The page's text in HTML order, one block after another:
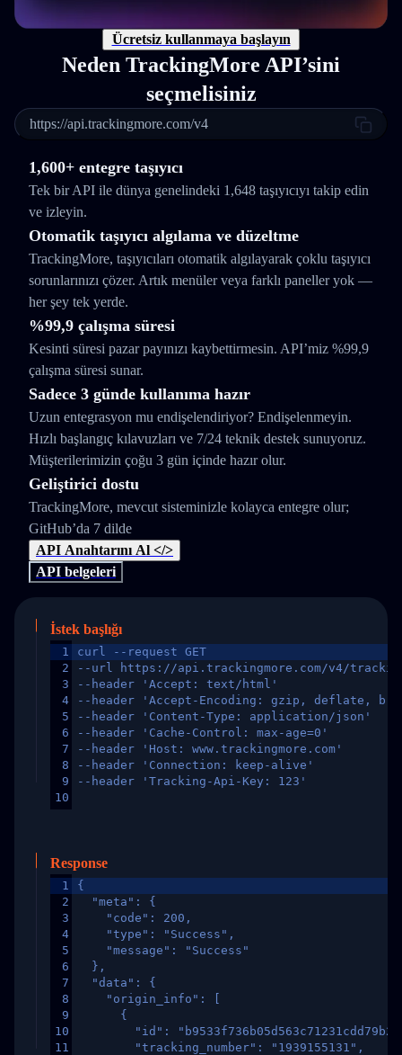
Ücretsiz kullanmaya başlayın
Neden TrackingMore API’sini
seçmelisiniz
https://api.trackingmore.com/v4
1,600+ entegre taşıyıcı
Tek bir API ile dünya genelindeki 1,648 taşıyıcıyı takip edin
ve izleyin.
Otomatik taşıyıcı algılama ve düzeltme
TrackingMore, taşıyıcıları otomatik algılayarak çoklu taşıyıcı
sorunlarınızı çözer. Artık menüler veya farklı paneller yok —
her şey tek yerde.
%99,9 çalışma süresi
Kesinti süresi pazar payınızı kaybettirmesin. API’miz %99,9
çalışma süresi sunar.
Sadece 3 günde kullanıma hazır
Uzun entegrasyon mu endişelendiriyor? Endişelenmeyin.
Hızlı başlangıç kılavuzları ve 7/24 teknik destek sunuyoruz.
Müşterilerimizin çoğu 3 gün içinde hazır olur.
Geliştirici dostu
TrackingMore, mevcut sisteminizle kolayca entegre olur;
GitHub’da 7 dilde
API Anahtarını Al </>
API belgeleri
İstek başlığı
1
2
3
4
5
6
7
8
9
10
curl --request GET
--url https://api.trackingmore.com/v4/trackings/
--header 'Accept: text/html'
--header 'Accept-Encoding: gzip, deflate,
--header 'Content-Type: application/json'
--header 'Cache-Control: max-age=0'
--header 'Host: www.trackingmore.com'
--header 'Connection: keep-alive'
--header 'Tracking-Api-Key: 123'
Response
1
2
3
4
5
6
7
8
9
10
11
{
  "meta": {
    "code": 200,
    "type": "Success",
    "message": "Success"
  },
  "data": {
    "origin_info": [
      {
"id":
        "tracking_number": "1939155131",